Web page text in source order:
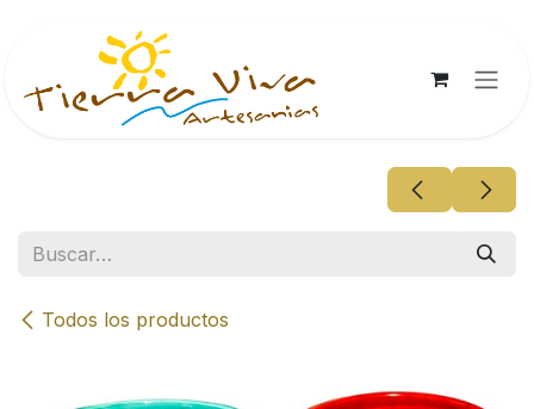
Todos los productos